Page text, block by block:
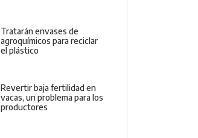
Tratarán envases de
agroquímicos para reciclar
el plástico
Revertir baja fertilidad en
vacas, un problema para los
productores